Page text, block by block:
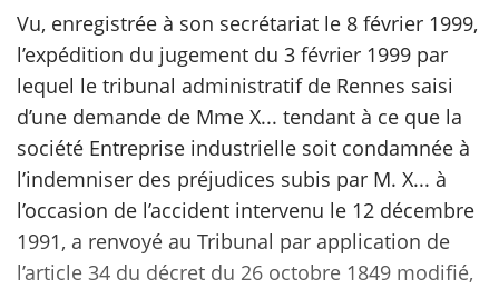
Vu, enregistrée à son secrétariat le 8 février 1999,
l’expédition du jugement du 3 février 1999 par
lequel le tribunal administratif de Rennes saisi
d’une demande de Mme X... tendant à ce que la
société Entreprise industrielle soit condamnée à
l’indemniser des préjudices subis par M. X... à
l’occasion de l’accident intervenu le 12 décembre
1991, a renvoyé au Tribunal par application de
l’article 34 du décret du 26 octobre 1849 modifié,